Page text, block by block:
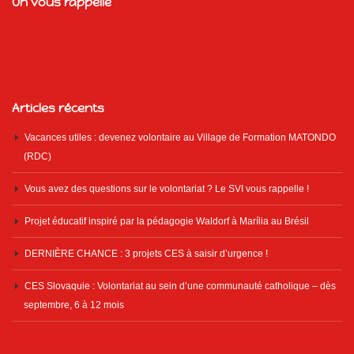
Articles récents
Vacances utiles : devenez volontaire au Village de Formation MATONDO
(RDC)
Vous avez des questions sur le volontariat ? Le SVI vous rappelle !
Projet éducatif inspiré par la pédagogie Waldorf à Marília au Brésil
DERNIÈRE CHANCE : 3 projets CES à saisir d’urgence !
CES Slovaquie : Volontariat au sein d’une communauté catholique – dès
septembre, 6 à 12 mois